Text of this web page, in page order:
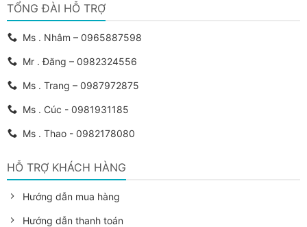
TỔNG ĐÀI HỖ TRỢ
Ms . Nhâm – 0965887598
Mr . Đăng – 0982324556
Ms . Trang – 0987972875
Ms . Cúc - 0981931185
Ms . Thao - 0982178080
HỖ TRỢ KHÁCH HÀNG
Hướng dẫn mua hàng
Hướng dẫn thanh toán